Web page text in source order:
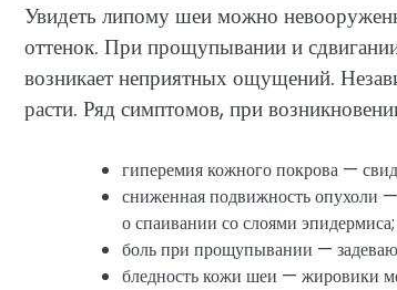
Увидеть липому шеи можно
оттенок. При прощупывании и
возникает неприятных ощущений.
расти. Ряд симптомов, при
гиперемия кожного покрова —
сниженная подвижность опухоли —
о спаивании со слоями эпидермиса;
боль при прощупывании —
бледность кожи шеи — жировики